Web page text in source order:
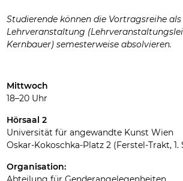
Studierende können die Vortragsreihe als
Lehrveranstaltung
Kernbauer) semesterweise absolvieren.
Mittwoch
18–20 Uhr
Hörsaal 2
Universität für angewandte Kunst Wien
Oskar-Kokoschka-Platz 2 (Ferstel-Trakt, 1.
Organisation: